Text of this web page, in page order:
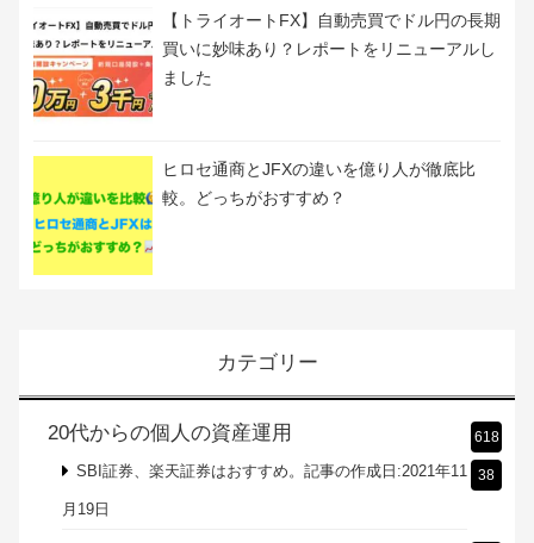
GET?ギフトマネーの使い方や現金化の方法
も解説
買を提案オートセレクトが新登場！リリース
記念キャンペーン開催！
ヒロセ通商とJFXの違いを億り人が徹底比
較。どっちがおすすめ？